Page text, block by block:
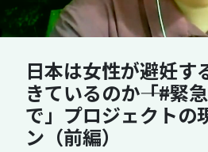
日本は女性が避妊す
きているのか――「#緊
で」プロジェクトの
ン（前編）